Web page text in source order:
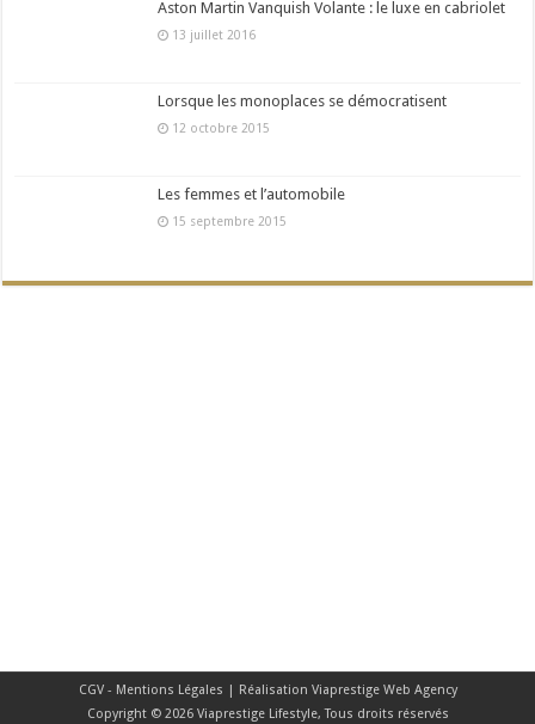
Aston Martin Vanquish Volante : le luxe en cabriolet
13 juillet 2016
Lorsque les monoplaces se démocratisent
12 octobre 2015
Les femmes et l’automobile
15 septembre 2015
CGV - Mentions Légales | Réalisation Viaprestige Web Agency
Copyright © 2026 Viaprestige Lifestyle, Tous droits réservés